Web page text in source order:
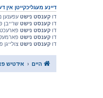
דיינע מעגליכקייטן אין
דו קענסט נישט עפענען
דו קענסט נישט שרייבן
דו קענסט נישט
דו קענסט נישט
דו קענסט נישט
היים אידטיש